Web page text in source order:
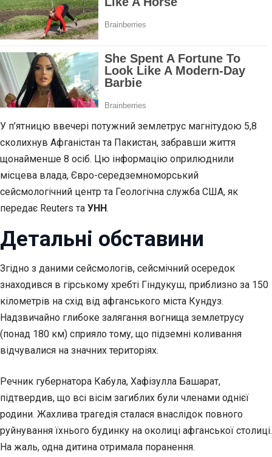
У п’ятницю ввечері потужний землетрус магнітудою 5,8
сколихнув Афганістан та Пакистан, забравши життя
щонайменше 8 осіб. Цю інформацію оприлюднили
місцева влада, Євро-середземноморський
сейсмологічний центр та Геологічна служба США, як
передає Reuters та УНН.
Детальні обставини
Згідно з даними сейсмологів, сейсмічний осередок
знаходився в гірському хребті Гіндукуш, приблизно за 150
кілометрів на схід від афганського міста Кундуз.
Надзвичайно глибоке залягання вогнища землетрусу
(понад 180 км) сприяло тому, що підземні коливання
відчувалися на значних територіях.
Речник губернатора Кабула, Хафізулла Башарат,
підтвердив, що всі вісім загиблих були членами однієї
родини. Жахлива трагедія сталася внаслідок повного
руйнування їхнього будинку на околиці афганської столиці.
На жаль, одна дитина отримала поранення.